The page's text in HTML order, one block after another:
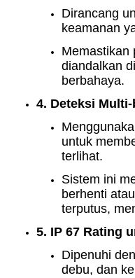
Dirancang
keamanan
Memastikan
diandalkan
berbahaya.
4. Deteksi Multi-
untuk
terlihat.
Sistem ini
berhenti
terputus,
5. IP 67 Rating
Dipenuhi
debu, dan